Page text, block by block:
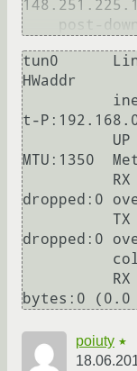
tun0
HWaddr
t-
MTU:1350
dropped:0
dropped:0
poiuty ★